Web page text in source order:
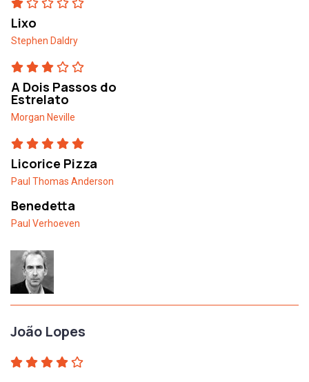
Lixo
Stephen Daldry
A Dois Passos do
Estrelato
Morgan Neville
Licorice Pizza
Paul Thomas Anderson
Benedetta
Paul Verhoeven
João Lopes